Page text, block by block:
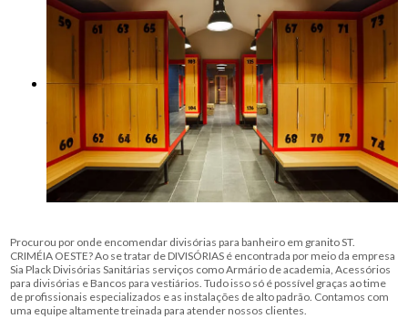
Procurou por onde encomendar divisórias para banheiro em granito ST.
CRIMÉIA OESTE? Ao se tratar de DIVISÓRIAS é encontrada por meio da empresa
Sia Plack Divisórias Sanitárias serviços como Armário de academia, Acessórios
para divisórias e Bancos para vestiários. Tudo isso só é possível graças ao time
de profissionais especializados e as instalações de alto padrão. Contamos com
uma equipe altamente treinada para atender nossos clientes.